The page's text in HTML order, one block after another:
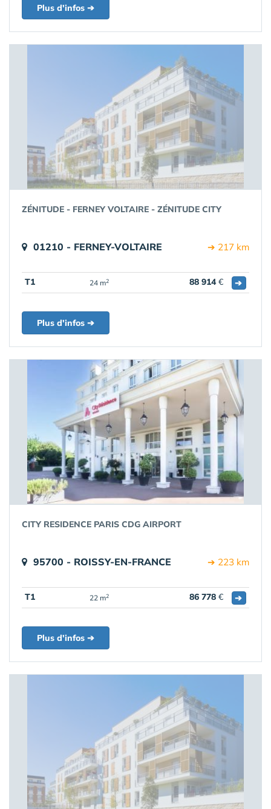
Plus d'infos ➔
ZÉNITUDE - FERNEY VOLTAIRE - ZÉNITUDE CITY
01210 - FERNEY-VOLTAIRE ➔ 217 km
T1 24 m2 88 914€ ➔
Plus d'infos ➔
CITY RESIDENCE PARIS CDG AIRPORT
95700 - ROISSY-EN-FRANCE ➔ 223 km
T1 22 m2 86 778 € ➔
Plus d'infos ➔